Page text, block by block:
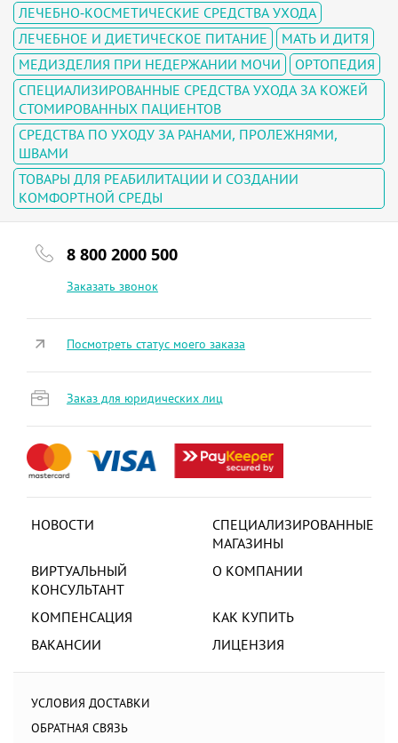
ЛЕЧЕБНО-КОСМЕТИЧЕСКИЕ СРЕДСТВА УХОДА
ЛЕЧЕБНОЕ И ДИЕТИЧЕСКОЕ ПИТАНИЕ
МАТЬ И ДИТЯ
МЕДИЗДЕЛИЯ ПРИ НЕДЕРЖАНИИ МОЧИ
ОРТОПЕДИЯ
СПЕЦИАЛИЗИРОВАННЫЕ СРЕДСТВА УХОДА ЗА КОЖЕЙ
СТОМИРОВАННЫХ ПАЦИЕНТОВ
СРЕДСТВА ПО УХОДУ ЗА РАНАМИ, ПРОЛЕЖНЯМИ,
ШВАМИ
ТОВАРЫ ДЛЯ РЕАБИЛИТАЦИИ И СОЗДАНИИ
КОМФОРТНОЙ СРЕДЫ
8 800 2000 500
Заказать звонок
НОВОСТИ
СПЕЦИАЛИЗИРОВАННЫЕ
МАГАЗИНЫ
ВИРТУАЛЬНЫЙ
КОНСУЛЬТАНТ
О КОМПАНИИ
КОМПЕНСАЦИЯ
КАК КУПИТЬ
ВАКАНСИИ
ЛИЦЕНЗИЯ
УСЛОВИЯ ДОСТАВКИ
ОБРАТНАЯ СВЯЗЬ
Посмотреть статус моего заказа
Заказ для юридических лиц